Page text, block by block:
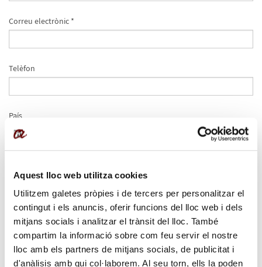
Aquest lloc web utilitza cookies
Utilitzem galetes pròpies i de tercers per personalitzar el
contingut i els anuncis, oferir funcions del lloc web i dels
mitjans socials i analitzar el trànsit del lloc. També
compartim la informació sobre com feu servir el nostre
lloc amb els partners de mitjans socials, de publicitat i
d'anàlisis amb qui col·laborem. Al seu torn, ells la poden
Correu electrònic *
Telèfon
País
Gènere
Femení
Trobes a faltar alguna informació sobre el programa?